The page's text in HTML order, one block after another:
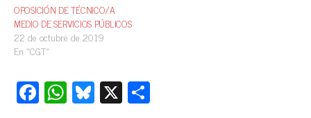
OPOSICIÓN DE TÉCNICO/A
MEDIO DE SERVICIOS PÚBLICOS
22 de octubre de 2019
En «CGT»
Fa W Bl X